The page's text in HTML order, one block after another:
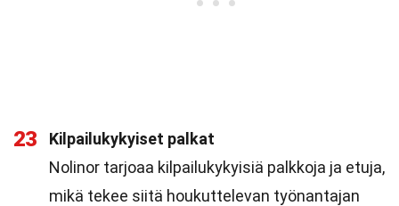
23
Kilpailukykyiset palkat
Nolinor tarjoaa kilpailukykyisiä palkkoja ja etuja,
mikä tekee siitä houkuttelevan työnantajan